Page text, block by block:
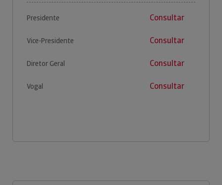
Presidente Consultar
Vice-Presidente Consultar
Diretor Geral Consultar
Vogal Consultar